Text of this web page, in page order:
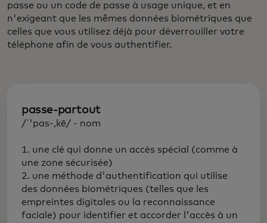
passe ou un code de passe à usage unique, et en
n'exigeant que les mêmes données biométriques que
celles que vous utilisez déjà pour déverrouiller votre
téléphone afin de vous authentifier.
passe-partout
/ˈ'pas-,kē/ - nom
1. une clé qui donne un accès spécial (comme à
une zone sécurisée)
2. une méthode d'authentification qui utilise
des données biométriques (telles que les
empreintes digitales ou la reconnaissance
faciale) pour identifier et accorder l'accès à un